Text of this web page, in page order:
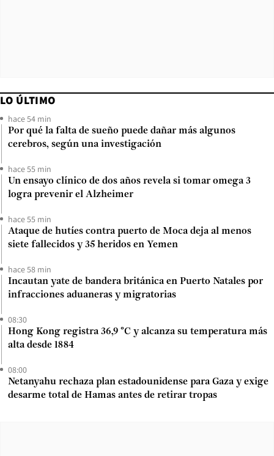
LO ÚLTIMO
hace 54 min
Por qué la falta de sueño puede dañar más algunos
cerebros, según una investigación
hace 55 min
Un ensayo clínico de dos años revela si tomar omega 3
logra prevenir el Alzheimer
hace 55 min
Ataque de hutíes contra puerto de Moca deja al menos
siete fallecidos y 35 heridos en Yemen
hace 58 min
Incautan yate de bandera británica en Puerto Natales por
infracciones aduaneras y migratorias
08:30
Hong Kong registra 36,9 °C y alcanza su temperatura más
alta desde 1884
08:00
Netanyahu rechaza plan estadounidense para Gaza y exige
desarme total de Hamas antes de retirar tropas